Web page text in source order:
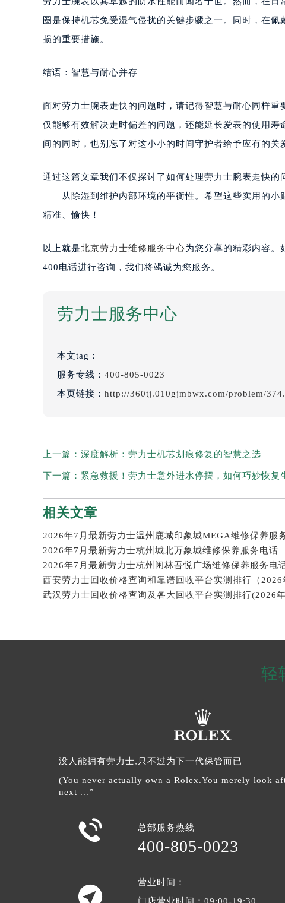
圈是保持机芯免受湿气侵扰的关键步骤之一。同时，在
损的重要措施。
结语：智慧与耐心并存
面对劳力士腕表走快的问题时，请记得智慧与耐心同样
仅能够有效解决走时偏差的问题，还能延长爱表的使用
间的同时，也别忘了对这小小的时间守护者给予应有的关
通过这篇文章我们不仅探讨了如何处理劳力士腕表走快
——从除湿到维护内部环境的平衡性。希望这些实用的小
精准、愉快！
以上就是北京劳力士维修服务中心为您分享的精彩内容。
400电话进行咨询，我们将竭诚为您服务。
劳力士服务中心
本文tag：
服务专线： 400-805-0023
本页链接： http://360tj.010gjmbwx.com/problem/
上一篇： 深度解析：劳力士机芯划痕修复的智慧之选
下一篇： 紧急救援！劳力士意外进水停摆，如何巧妙恢复
相关文章
2026年7月最新劳力士杭州城北万象城维修保养服务电话
2026年7月最新劳力士杭州闲林吾悦广场维修保养服务电
轻
没人能拥有劳力士,只不过为下一代保管而已
(You never actually own a Rolex.You merely look
next ...”
 总部服务热线
400-805-0023

营业时间：